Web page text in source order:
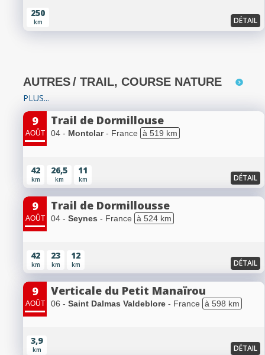
250
km DÉTAIL
AUTRES/ TRAIL, COURSE NATURE
PLUS...
9
AOÛT
Trail de Dormillouse
04 - Montclar- France à 519 km
42
km
26,5
km
11
km DÉTAIL
9
AOÛT
Trail de Dormillousse
04 - Seynes - France à 524 km
42
km
23
km
12
km DÉTAIL
9
AOÛT
Verticale du Petit Manaïrou
06 - Saint Dalmas Valdeblore - France à 598 km
3,9
km DÉTAIL